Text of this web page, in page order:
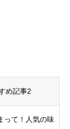
め記事2
って！人気の味